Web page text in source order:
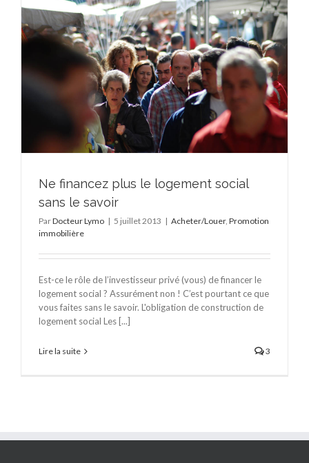
Ne financez plus le logement social
sans le savoir
ParDocteur Lymo | 5 juillet 2013 | Acheter/Louer, Promotion
immobilière
Est-ce le rôle de l’investisseur privé (vous) de financer le
logement social ? Assurément non ! C’est pourtant ce que
vous faites sans le savoir. L'obligation de construction de
logement social Les [...]
Lire la suite 3